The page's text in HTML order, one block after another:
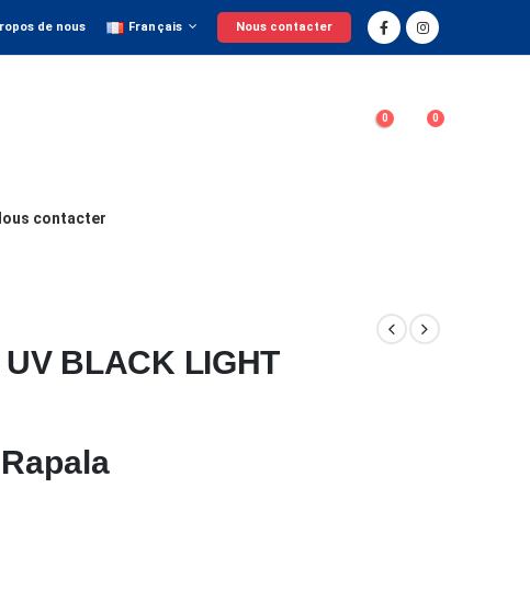
de nous Français Nous contacter
0 0
contacter
BLACK LIGHT